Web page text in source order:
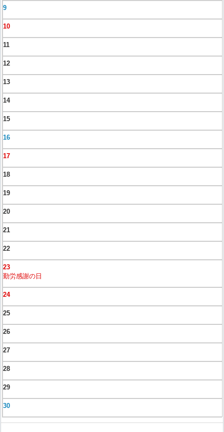
9
10
11
12
13
14
15
16
17
18
19
20
21
22
23
勤労感謝の日
24
25
26
27
28
29
30